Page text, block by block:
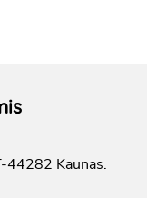
44282 Kaunas.